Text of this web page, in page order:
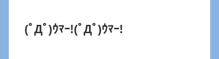
(ﾟДﾟ)ｳﾏｰ!(ﾟДﾟ)ｳﾏｰ!